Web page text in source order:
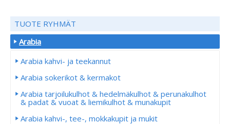
TUOTE RYHMÄT
Arabia
Arabia kahvi- ja teekannut
Arabia sokerikot & kermakot
Arabia tarjoilukulhot & hedelmäkulhot & perunakulhot
& padat & vuoat & liemikulhot & munakupit
Arabia kahvi-, tee-, mokkakupit ja mukit